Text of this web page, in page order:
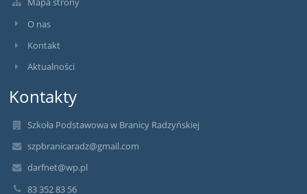
O nas
Kontakt
Aktualności
Kontakty
Szkoła Podstawowa w Branicy Radzyńskiej
szpbranicaradz@gmail.com
darfnet@wp.pl
83 352 83 56